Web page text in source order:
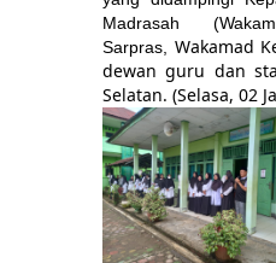
Madrasah
Sarpras, Wakamad
dewan guru dan
Selatan. (Selasa, 02